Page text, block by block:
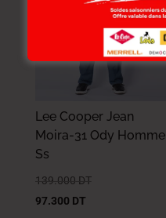
Lee Cooper Jean
Moira-31 Ody Homme
Ss
139.000 DT
97.300 DT